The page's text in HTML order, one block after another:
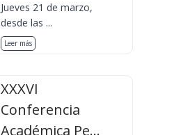
Jueves 21 de marzo,
desde las ...
Leer más
XXXVI
Conferencia
Académica Pe...